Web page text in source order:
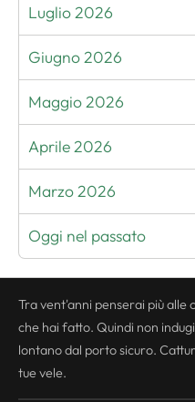
Luglio 2026
Giugno 2026
Maggio 2026
Aprile 2026
Marzo 2026
Oggi nel passato
Tra vent'anni penserai più alle
che hai fatto. Quindi non
lontano dal porto sicuro.
tue vele.